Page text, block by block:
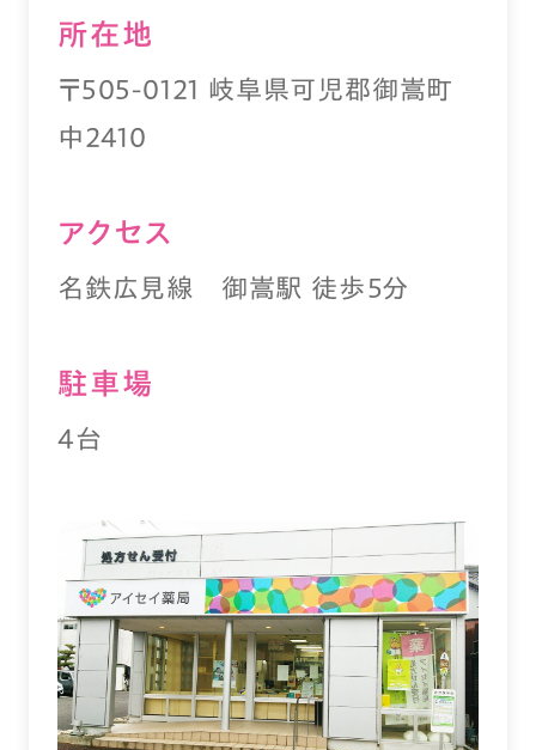
所在地
〒505-0121 岐阜県可児郡御嵩町
中2410
アクセス
名鉄広見線 御嵩駅 徒歩５分
駐⾞場
4台